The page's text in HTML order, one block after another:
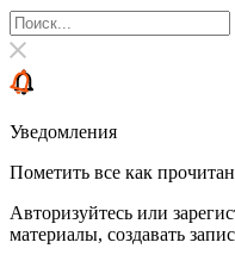
Уведомления
Пометить все как
Авторизуйтесь или
материалы, создавать